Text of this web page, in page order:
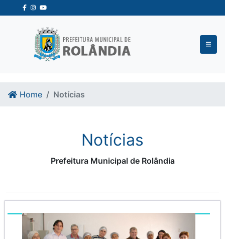
Ir para o conteudo
Ir para o fim do conteudo
Home Notícias
Notícias
Prefeitura Municipal de Rolândia